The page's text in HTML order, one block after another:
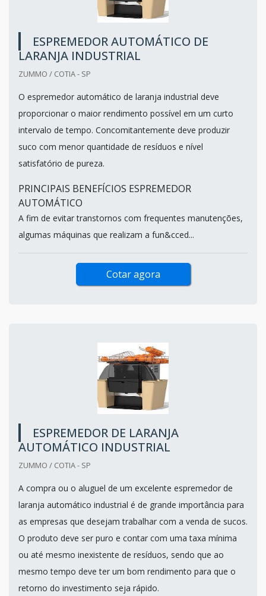
ESPREMEDOR AUTOMÁTICO DE
LARANJA INDUSTRIAL
ZUMMO / COTIA - SP
O espremedor automático de laranja industrial deve
proporcionar o maior rendimento possível em um curto
intervalo de tempo. Concomitantemente deve produzir
suco com menor quantidade de resíduos e nível
satisfatório de pureza.
PRINCIPAIS BENEFÍCIOS ESPREMEDOR
AUTOMÁTICO
A fim de evitar transtornos com frequentes manutenções,
algumas máquinas que realizam a fun&cced...
Cotar agora
ESPREMEDOR DE LARANJA
AUTOMÁTICO INDUSTRIAL
ZUMMO / COTIA - SP
A compra ou o aluguel de um excelente espremedor de
laranja automático industrial é de grande importância para
as empresas que desejam trabalhar com a venda de sucos.
O produto deve ser puro e contar com uma taxa mínima
ou até mesmo inexistente de resíduos, sendo que ao
mesmo tempo deve ter um bom rendimento para que o
retorno do investimento seja rápido.